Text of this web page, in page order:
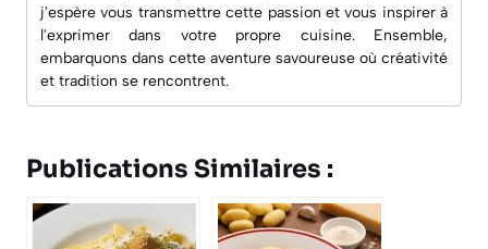
j'espère vous transmettre cette passion et vous inspirer à
l'exprimer dans votre propre cuisine. Ensemble,
embarquons dans cette aventure savoureuse où créativité
et tradition se rencontrent.
Publications Similaires :